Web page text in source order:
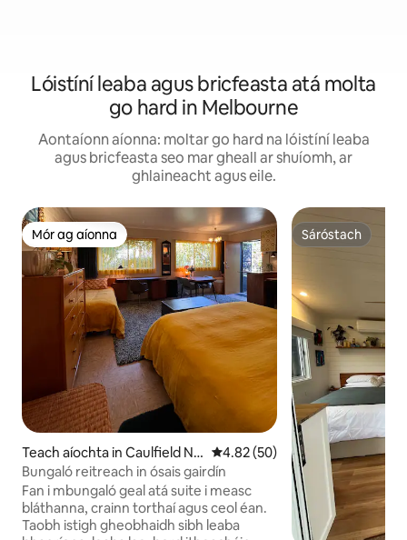
Lóistíní leaba agus bricfeasta atá molta
go hard in Melbourne
Aontaíonn aíonna: moltar go hard na lóistíní leaba
agus bricfeasta seo mar gheall ar shuíomh, ar
ghlaineacht agus eile.
Mór ag aíonna
Mór ag aíonna
Teach aíochta in Caulfield No
rth
Meánrátáil 4.82 as 5, 50
4.82 (50)
Bungaló reitreach in ósais gairdín
Fan i mbungaló geal atá suite i measc
bláthanna, crainn torthaí agus ceol éan.
Taobh istigh gheobhaidh sibh leaba
Sáróstach
Sáróstach